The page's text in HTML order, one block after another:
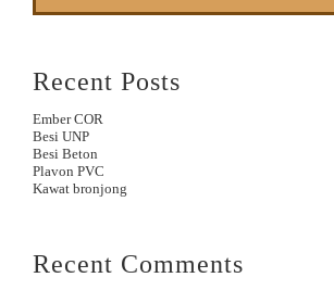
Recent Posts
Ember COR
Besi UNP
Besi Beton
Plavon PVC
Kawat bronjong
Recent Comments